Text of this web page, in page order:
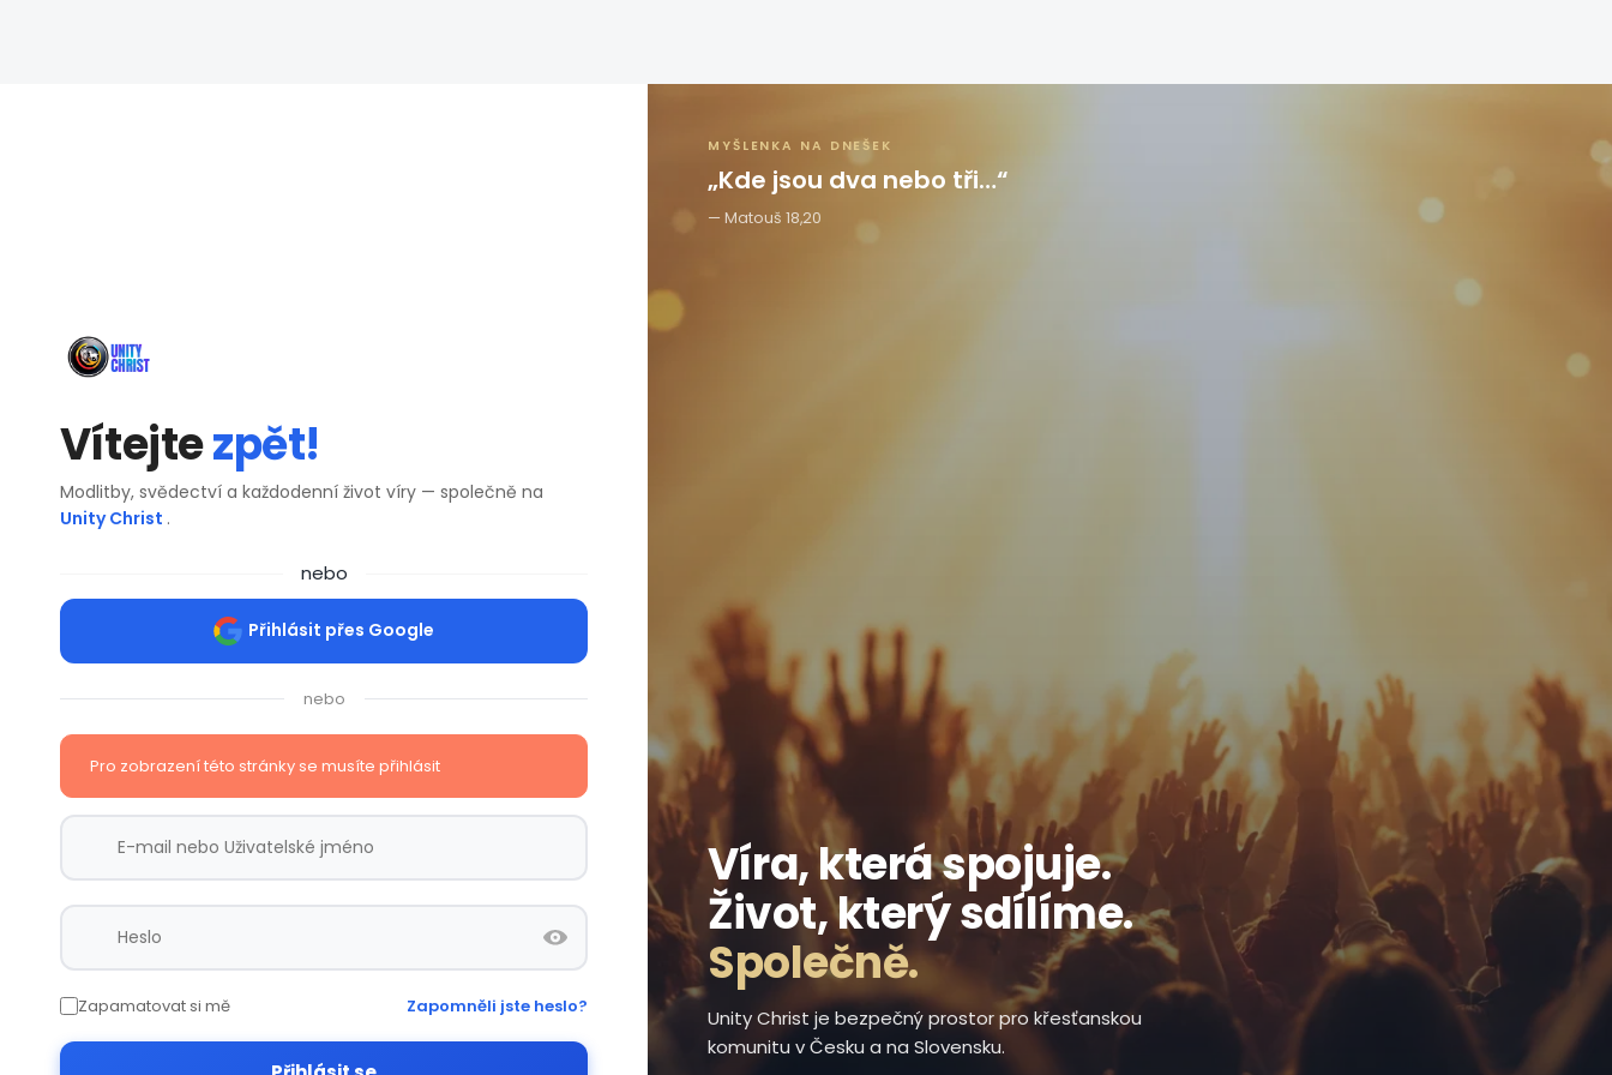
Vítejtezpět!
Modlitby, svědectví a každodenní život víry — společně na
Unity Christ .
nebo
Přihlásit přes Google
nebo
Pro zobrazení této stránky se musíte přihlásit
Zapamatovat si mě Zapomněli jste heslo?
Víra, která spojuje.
Život, který sdílíme.
Společně.
Unity Christ je bezpečný prostor pro křesťanskou
komunitu v Česku a na Slovensku.
MYŠLENKA NA DNEŠEK
„Kde jsou dva nebo tři…“
Matouš 18,20